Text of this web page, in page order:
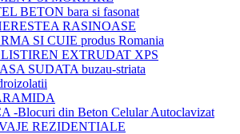
BETON bara si fasonat
RASINOASE
SI CUIE produs Romania
EXTRUDAT XPS
SUDATA buzau-striata
-Blocuri din Beton Celular Autoclavizat
REZIDENTIALE